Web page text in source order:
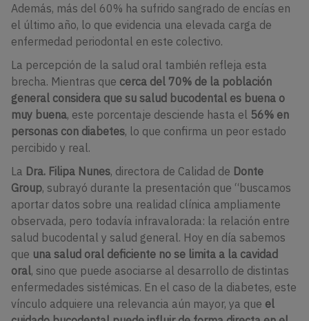
Además, más del 60% ha sufrido sangrado de encías en
el último año, lo que evidencia una elevada carga de
enfermedad periodontal en este colectivo.
La percepción de la salud oral también refleja esta
brecha. Mientras que cerca del 70% de la población
general considera que su salud bucodental es buena o
muy buena, este porcentaje desciende hasta el 56% en
personas con diabetes, lo que confirma un peor estado
percibido y real.
La Dra. Filipa Nunes, directora de Calidad de Donte
Group, subrayó durante la presentación que “buscamos
aportar datos sobre una realidad clínica ampliamente
observada, pero todavía infravalorada: la relación entre
salud bucodental y salud general. Hoy en día sabemos
que una salud oral deficiente no se limita a la cavidad
oral, sino que puede asociarse al desarrollo de distintas
enfermedades sistémicas. En el caso de la diabetes, este
vínculo adquiere una relevancia aún mayor, ya que el